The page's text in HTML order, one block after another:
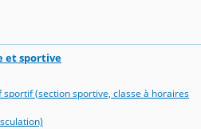
et sportive
(section sportive, classe à horaires